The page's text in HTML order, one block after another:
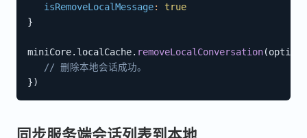
isRemoveLocalMessage:
true
}
miniCore. localCache. removeLocalConversation(options
// 删除本地会话成功。
})